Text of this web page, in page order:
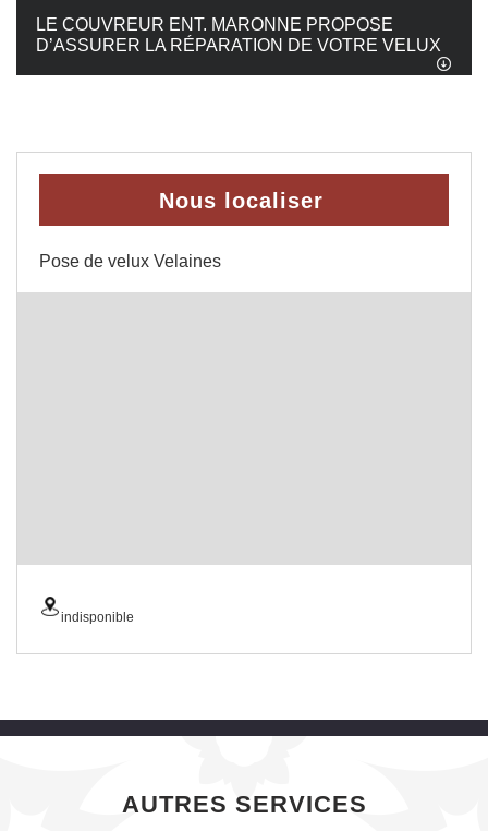
LE COUVREUR ENT. MARONNE PROPOSE
D’ASSURER LA RÉPARATION DE VOTRE VELUX
Nous localiser
Pose de velux Velaines
indisponible
AUTRES SERVICES